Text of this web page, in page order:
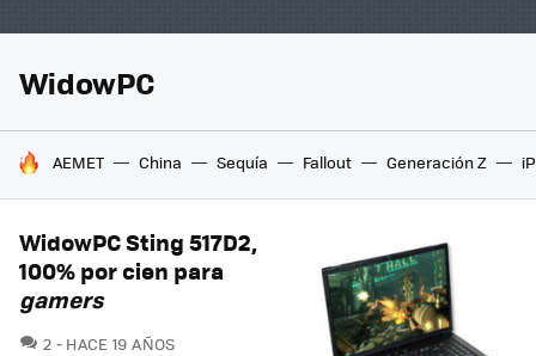
WidowPC
HOY SE HABLA DE
AEMET China Sequía Fallout Generación Z
WidowPC Sting 517D2,
100% por cien para
gamers
2 COMENTARIOS
HACE 19 AÑOS